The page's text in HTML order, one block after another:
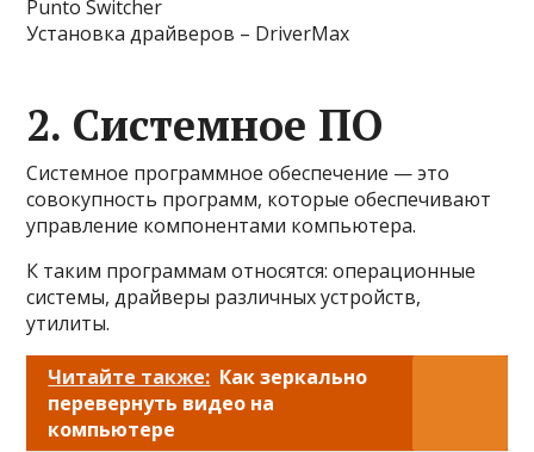
Punto Switcher
Установка драйверов – DriverMax
2. Системное ПО
Системное программное обеспечение — это
совокупность программ, которые обеспечивают
управление компонентами компьютера.
К таким программам относятся: операционные
системы, драйверы различных устройств,
утилиты.
Читайте также: Как зеркально
перевернуть видео на
компьютере